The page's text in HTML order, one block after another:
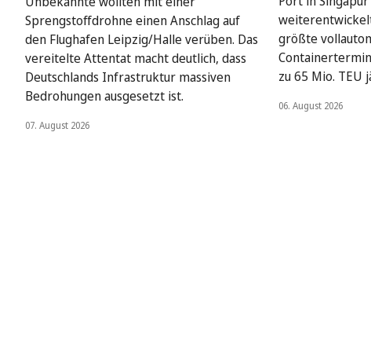
Sprengstoffdrohne einen Anschlag auf
den Flughafen Leipzig/Halle verüben. Das
vereitelte Attentat macht deutlich, dass
Deutschlands Infrastruktur massiven
Bedrohungen ausgesetzt ist.
07. August 2026
größte
zu 65 Mio. TEU
06. August 2026